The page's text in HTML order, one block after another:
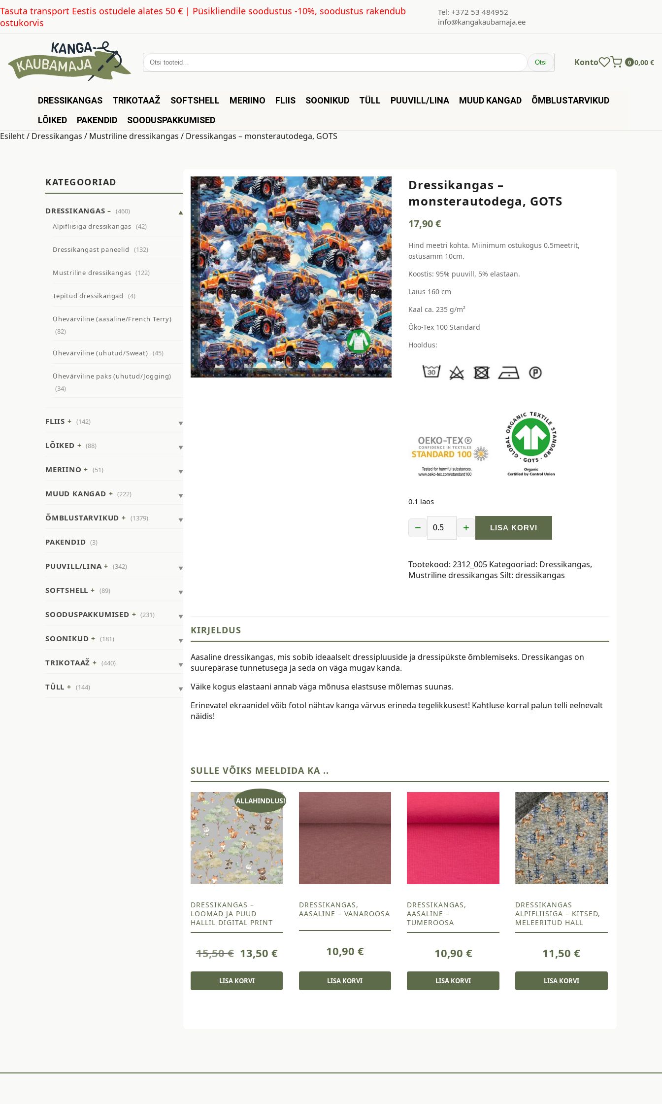
Tasuta transport Eestis ostudele alates 50 € | Püsikliendile soodustus -10%, soodustus rakendub
ostukorvis
Tel: +372 53 484952
info@kangakaubamaja.ee
Otsi: Otsi Konto 0 0,00 €
DRESSIKANGAS TRIKOTAAŽ SOFTSHELL MERIINO FLIIS SOONIKUD TÜLL PUUVILL/LINA MUUD KANGAD
ÕMBLUSTARVIKUD
LÕIKED
PAKENDID SOODUSPAKKUMISED
Esileht/ Dressikangas / Mustriline dressikangas / Dressikangas – monsterautodega, GOTS
KATEGOORIAD
DRESSIKANGAS
(460)
Alpifliisiga dressikangas (42)
Dressikangast paneelid (132)
Mustriline dressikangas (122)
Tepitud dressikangad (4)
Ühevärviline (aasaline/French Terry)
(82)
Ühevärviline (uhutud/Sweat) (45)
Ühevärviline paks (uhutud/Jogging)
(34)
FLIIS (142)
LÕIKED (88)
MERIINO (51)
MUUD KANGAD (222)
ÕMBLUSTARVIKUD (1379)
PAKENDID (3)
PUUVILL/LINA (342)
SOFTSHELL (89)
SOODUSPAKKUMISED (231)
SOONIKUD (181)
TRIKOTAAŽ (440)
TÜLL (144)
Dressikangas –
monsterautodega, GOTS
17,90€
Hind meetri kohta. Miinimum ostukogus 0.5meetrit,
ostusamm 10cm.
Koostis: 95% puuvill, 5% elastaan.
Laius 160 cm
Kaal ca. 235 g/m²
Öko-Tex 100 Standard
Hooldus:
0.1 laos
−
Dressikangas
GOTS
kogus
+ LISA KORVI
Tootekood: 2312_005 Kategooriad: Dressikangas,
Mustriline dressikangas Silt: dressikangas
KIRJELDUS
Aasaline dressikangas, mis sobib ideaalselt dressipluuside ja dressipükste õmblemiseks. Dressikangas on
suurepärase tunnetusega ja seda on väga mugav kanda.
Väike kogus elastaani annab väga mõnusa elastsuse mõlemas suunas.
Erinevatel ekraanidel võib fotol nähtav kanga värvus erineda tegelikkusest! Kahtluse korral palun telli eelnevalt
näidis!
SULLE VÕIKS MEELDIDA KA ..
ALLAHINDLUS!
DRESSIKANGAS –
LOOMAD JA PUUD
HALLIL DIGITAL PRINT
15,50€ Algne
oli:
13,50 €Current
LISA KORVI
DRESSIKANGAS,
AASALINE – VANAROOSA
10,90 €
LISA KORVI
DRESSIKANGAS,
AASALINE –
TUMEROOSA
10,90 €
LISA KORVI
DRESSIKANGAS
ALPIFLIISIGA – KITSED,
MELEERITUD HALL
11,50€
LISA KORVI